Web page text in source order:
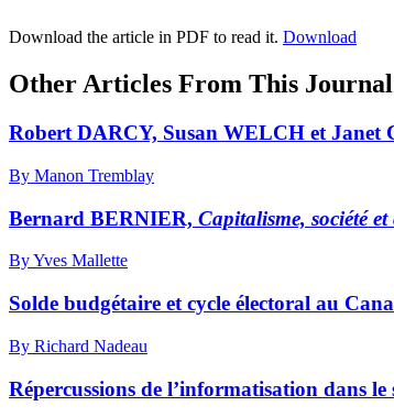
Download the article in PDF to read it. Download
Other Articles From This Journal
Robert DARCY, Susan WELCH et Janet
By Manon Tremblay
Bernard BERNIER, Capitalisme, société
By Yves Mallette
Solde budgétaire et cycle électoral au
By Richard Nadeau
Répercussions de l’informatisation dans le